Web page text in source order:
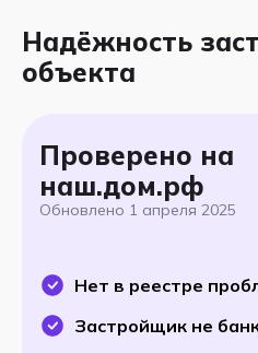
Надёжность
объекта
Проверено на
наш.дом.рф
Обновлено 1 апреля 2025
Нет в реестре
Застройщик не